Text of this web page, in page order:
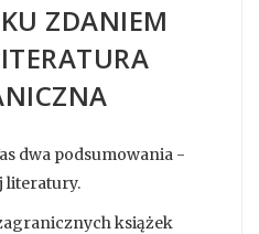
ZDANIEM
dwa podsumowania -
literatury.
książek